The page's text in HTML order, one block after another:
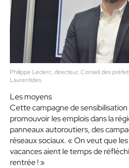
Philippe Leclerc, directeur, Conseil des
Laurentides.
Les moyens
Cette campagne de
promouvoir les emplois dans la
panneaux autoroutiers, des
réseaux sociaux. « On veut que
vacances aient le temps de
rentrée ! »